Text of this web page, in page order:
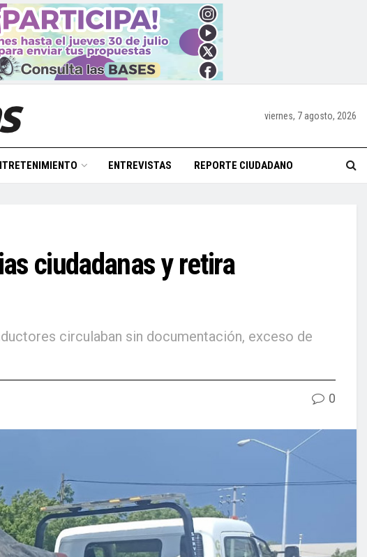
viernes, 7 agosto, 2026
ENTREVISTAS REPORTE CIUDADANO
ciudadanas y retira
circulaban sin documentación, exceso de
0